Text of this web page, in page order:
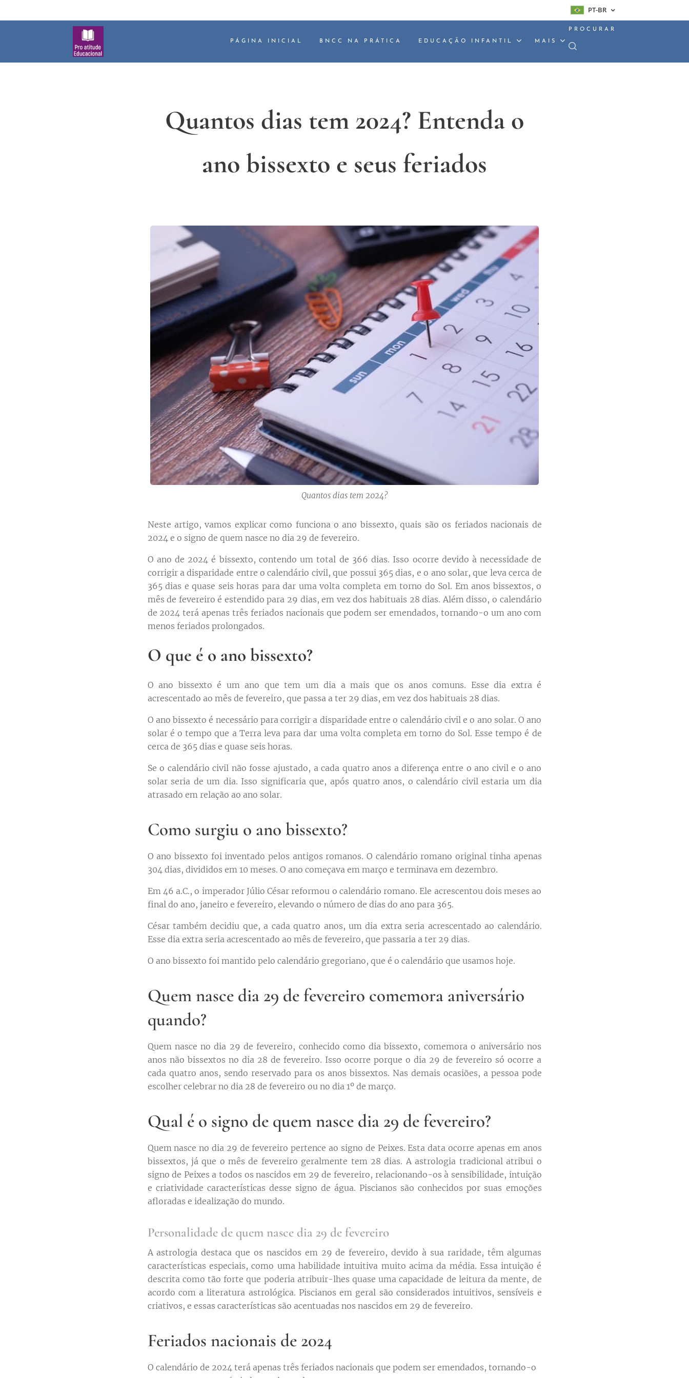
PT-BR
PÁGINA INICIAL BNCC NA PRÁTICA EDUCAÇÃO INFANTIL MAIS
PROCURAR
Quantos dias tem 2024? Entenda o
ano bissexto e seus feriados
Quantos dias tem 2024?
Neste artigo, vamos explicar como funciona o ano bissexto, quais são os feriados nacionais de
2024 e o signo de quem nasce no dia 29 de fevereiro.
O ano de 2024 é bissexto, contendo um total de 366 dias. Isso ocorre devido à necessidade de
corrigir a disparidade entre o calendário civil, que possui 365 dias, e o ano solar, que leva cerca de
365 dias e quase seis horas para dar uma volta completa em torno do Sol. Em anos bissextos, o
mês de fevereiro é estendido para 29 dias, em vez dos habituais 28 dias. Além disso, o calendário
de 2024 terá apenas três feriados nacionais que podem ser emendados, tornando-o um ano com
menos feriados prolongados.
O que é o ano bissexto?
O ano bissexto é um ano que tem um dia a mais que os anos comuns. Esse dia extra é
acrescentado ao mês de fevereiro, que passa a ter 29 dias, em vez dos habituais 28 dias.
O ano bissexto é necessário para corrigir a disparidade entre o calendário civil e o ano solar. O ano
solar é o tempo que a Terra leva para dar uma volta completa em torno do Sol. Esse tempo é de
cerca de 365 dias e quase seis horas.
Se o calendário civil não fosse ajustado, a cada quatro anos a diferença entre o ano civil e o ano
solar seria de um dia. Isso significaria que, após quatro anos, o calendário civil estaria um dia
atrasado em relação ao ano solar.
Como surgiu o ano bissexto?
O ano bissexto foi inventado pelos antigos romanos. O calendário romano original tinha apenas
304 dias, divididos em 10 meses. O ano começava em março e terminava em dezembro.
Em 46 a.C., o imperador Júlio César reformou o calendário romano. Ele acrescentou dois meses ao
final do ano, janeiro e fevereiro, elevando o número de dias do ano para 365.
César também decidiu que, a cada quatro anos, um dia extra seria acrescentado ao calendário.
Esse dia extra seria acrescentado ao mês de fevereiro, que passaria a ter 29 dias.
O ano bissexto foi mantido pelo calendário gregoriano, que é o calendário que usamos hoje.
Quem nasce dia 29 de fevereiro comemora aniversário
quando?
Quem nasce no dia 29 de fevereiro, conhecido como dia bissexto, comemora o aniversário nos
anos não bissextos no dia 28 de fevereiro. Isso ocorre porque o dia 29 de fevereiro só ocorre a
cada quatro anos, sendo reservado para os anos bissextos. Nas demais ocasiões, a pessoa pode
escolher celebrar no dia 28 de fevereiro ou no dia 1º de março.
Qual é o signo de quem nasce dia 29 de fevereiro?
Quem nasce no dia 29 de fevereiro pertence ao signo de Peixes. Esta data ocorre apenas em anos
bissextos, já que o mês de fevereiro geralmente tem 28 dias. A astrologia tradicional atribui o
signo de Peixes a todos os nascidos em 29 de fevereiro, relacionando-os à sensibilidade, intuição
e criatividade características desse signo de água. Piscianos são conhecidos por suas emoções
afloradas e idealização do mundo.
Personalidade de quem nasce dia 29 de fevereiro
A astrologia destaca que os nascidos em 29 de fevereiro, devido à sua raridade, têm algumas
características especiais, como uma habilidade intuitiva muito acima da média. Essa intuição é
descrita como tão forte que poderia atribuir-lhes quase uma capacidade de leitura da mente, de
acordo com a literatura astrológica. Piscianos em geral são considerados intuitivos, sensíveis e
criativos, e essas características são acentuadas nos nascidos em 29 de fevereiro.
Feriados nacionais de 2024
O calendário de 2024 terá apenas três feriados nacionais que podem ser emendados, tornando-o